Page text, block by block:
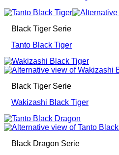
Black Tiger Serie
Tanto Black Tiger
Black Tiger Serie
Wakizashi Black Tiger
Black Dragon Serie